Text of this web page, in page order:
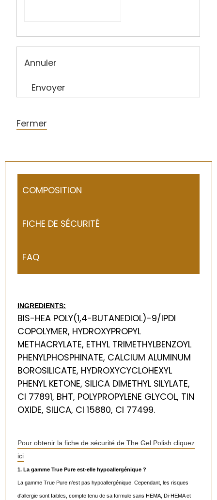
Annuler
Envoyer
Fermer
COMPOSITION
FICHE DE SÉCURITÉ
FAQ
INGREDIENTS:
BIS-HEA POLY(1,4-BUTANEDIOL)-9/IPDI
COPOLYMER, HYDROXYPROPYL
METHACRYLATE, ETHYL TRIMETHYLBENZOYL
PHENYLPHOSPHINATE, CALCIUM ALUMINUM
BOROSILICATE, HYDROXYCYCLOHEXYL
PHENYL KETONE, SILICA DIMETHYL SILYLATE,
CI 77891, BHT, POLYPROPYLENE GLYCOL, TIN
OXIDE, SILICA, CI 15880, CI 77499.
Pour obtenir la fiche de sécurité de The Gel Polish cliquez
ici
1. La gamme True Pure est-elle hypoallergénique ?
La gamme True Pure n’est pas hypoallergénique. Cependant, les risques
d'allergie sont faibles, compte tenu de sa formule sans HEMA, Di-HEMA et